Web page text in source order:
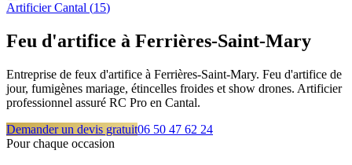
ArtificierCantal (15)
Feu d'artifice à Ferrières-Saint-Mary
Entreprise de feux d'artifice à Ferrières-Saint-Mary. Feu d'artifice de
jour, fumigènes mariage, étincelles froides et show drones. Artificier
professionnel assuré RC Pro en Cantal.
Demander un devis gratuit06 50 47 62 24
Pour chaque occasion